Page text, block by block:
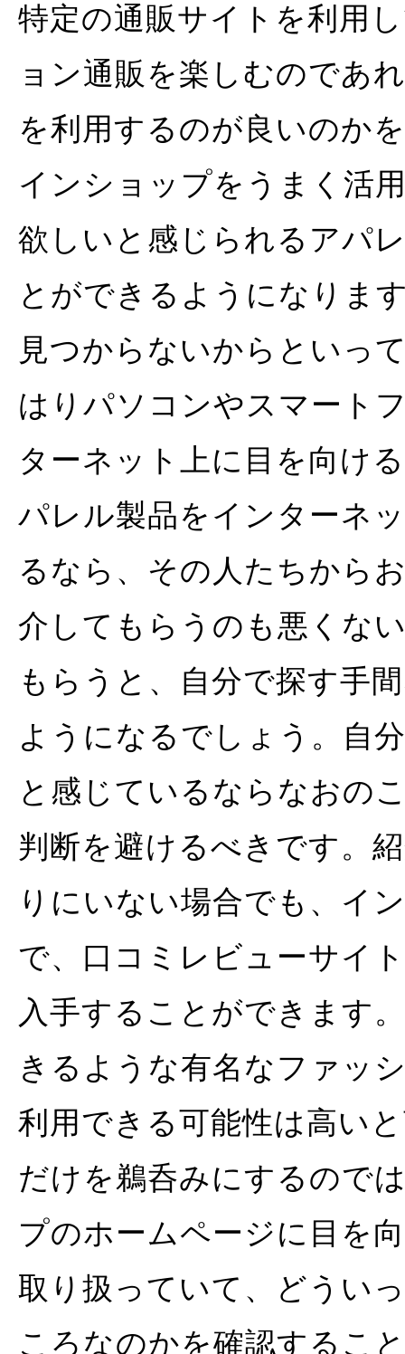
特定の通販サイトを利用
ョン通販を楽しむのであ
を利用するのが良いのか
インショップをうまく活
欲しいと感じられるアパ
とができるようになりま
見つからないからといっ
はりパソコンやスマート
ターネット上に目を向け
パレル製品をインターネ
るなら、その人たちから
介してもらうのも悪くな
もらうと、自分で探す手
ようになるでしょう。自
と感じているならなおの
判断を避けるべきです。
りにいない場合でも、イ
で、口コミレビューサイ
入手することができます
きるような有名なファッ
利用できる可能性は高い
だけを鵜呑みにするので
プのホームページに目を
取り扱っていて、どうい
ころなのかを確認するこ